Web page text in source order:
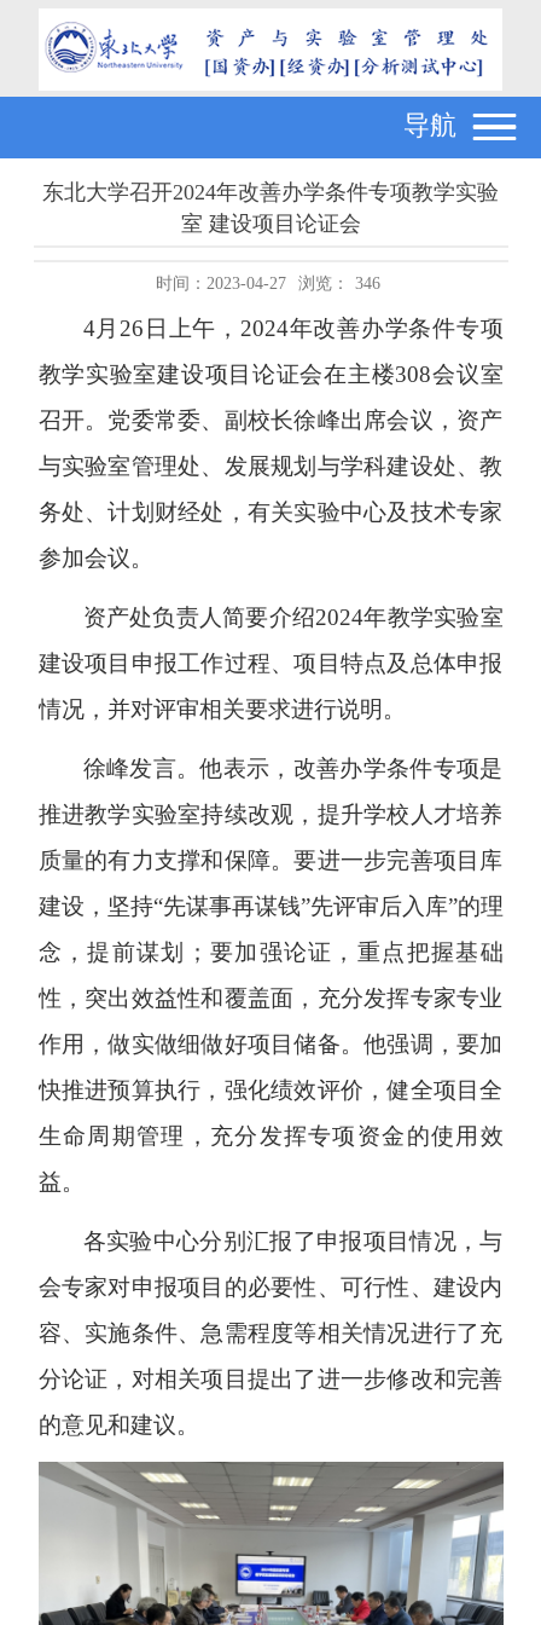
导航
东北大学召开2024年改善办学条件专项教学实验
室 建设项目论证会
时间：2023-04-27 浏览： 346
4月 26 日上午， 2024年改善办学条件专项
教学实验室建设项目论证会在主楼308会议室
召开。党委常委、副校长徐峰出席会议，资产
与实验室管理处、发展规划与学科建设处、教
务处、计划财经处，有关实验中心及技术专家
参加会议。
资产处负责人简要介绍2024年教学实验室
建设项目申报工作过程、项目特点及总体申报
情况，并对评审相关要求进行说明。
徐峰发言。他表示，改善办学条件专项是
推进教学实验室持续改观，提升学校人才培养
质量的有力支撑和保障。要进一步完善项目库
建设，坚持“先谋事再谋钱”先评审后入库”的理
念，提前谋划；要加强论证，重点把握基础
性，突出效益性和覆盖面，充分发挥专家专业
作用，做实做细做好项目储备。他强调，要加
快推进预算执行，强化绩效评价，健全项目全
生命周期管理，充分发挥专项资金的使用效
益。
各实验中心分别汇报了申报项目情况，与
会专家对申报项目的必要性、可行性、建设内
容、实施条件、急需程度等相关情况进行了充
分论证，对相关项目提出了进一步修改和完善
的意见和建议。